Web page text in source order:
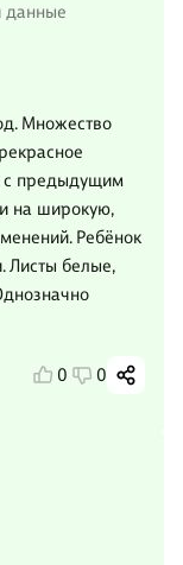
данные
Множество
с предыдущим
на широкую,
Ребёнок
Листы белые,
0 0